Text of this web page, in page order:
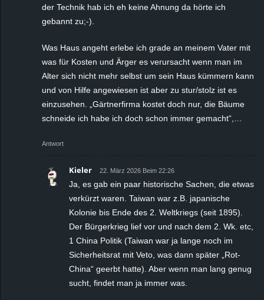
der Technik hab ich eh keine Ahnung da hörte ich
gebannt zu;-).
Was Haus angeht erlebe ich grade an meinem Vater mit
was für Kosten und Ärger es verursacht wenn man im
Alter sich nicht mehr selbst um sein Haus kümmern kann
und von Hilfe angewiesen ist aber zu stur/stolz ist es
einzusehen. „Gärtnerfirma kostet doch nur, die Bäume
schneide ich habe ich doch schon immer gemacht“,…
Antwort
Kieler 22. März 2026 Beim 22:26
Ja, es gab ein paar historische Sachen, die etwas
verkürzt waren. Taiwan war z.B. japanische
Kolonie bis Ende des 2. Weltkriegs (seit 1895).
Der Bürgerkrieg lief vor und nach dem 2. Wk. etc,
1 China Politik (Taiwan war ja lange noch im
Sicherheitsrat mit Veto, was dann später „Rot-
China“ geerbt hatte). Aber wenn man lang genug
sucht, findet man ja immer was.